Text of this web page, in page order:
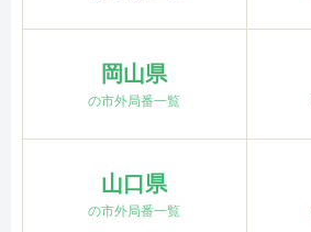
岡山県
の市外局番一覧
山口県
の市外局番一覧